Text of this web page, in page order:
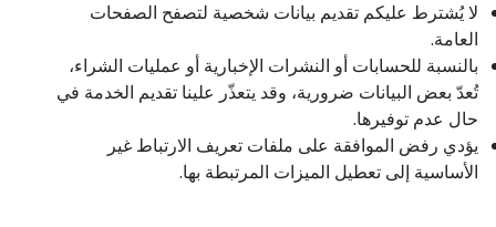
لا يُشترط عليكم تقديم بيانات شخصية لتصفح الصفحات
العامة.
بالنسبة للحسابات أو النشرات الإخبارية أو عمليات الشراء،
تُعدّ بعض البيانات ضرورية، وقد يتعذّر علينا تقديم الخدمة في
حال عدم توفيرها.
يؤدي رفض الموافقة على ملفات تعريف الارتباط غير
الأساسية إلى تعطيل الميزات المرتبطة بها.